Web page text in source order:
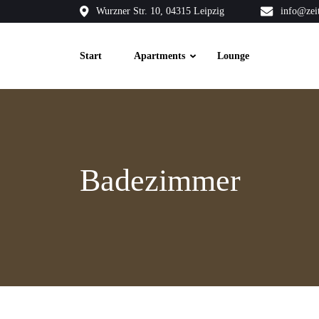
Wurzner Str. 10, 04315 Leipzig
Start Apartments Lounge
Badezimmer